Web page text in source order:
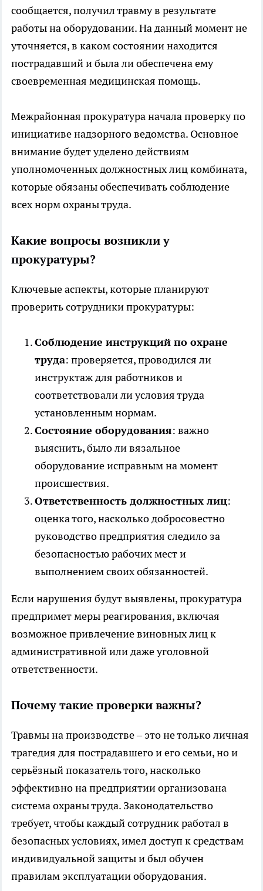
сообщается, получил травму в результате
работы на оборудовании. На данный момент не
уточняется, в каком состоянии находится
пострадавший и была ли обеспечена ему
своевременная медицинская помощь.
Межрайонная прокуратура начала проверку по
инициативе надзорного ведомства. Основное
внимание будет уделено действиям
уполномоченных должностных лиц комбината,
которые обязаны обеспечивать соблюдение
всех норм охраны труда.
Какие вопросы возникли у
прокуратуры?
Ключевые аспекты, которые планируют
проверить сотрудники прокуратуры:
Соблюдение инструкций по охране
труда: проверяется, проводился ли
инструктаж для работников и
соответствовали ли условия труда
установленным нормам.
Состояние оборудования: важно
выяснить, было ли вязальное
оборудование исправным на момент
происшествия.
Ответственность должностных лиц:
оценка того, насколько добросовестно
руководство предприятия следило за
безопасностью рабочих мест и
выполнением своих обязанностей.
Если нарушения будут выявлены, прокуратура
предпримет меры реагирования, включая
возможное привлечение виновных лиц к
административной или даже уголовной
ответственности.
Почему такие проверки важны?
Травмы на производстве – это не только личная
трагедия для пострадавшего и его семьи, но и
серьёзный показатель того, насколько
эффективно на предприятии организована
система охраны труда. Законодательство
требует, чтобы каждый сотрудник работал в
безопасных условиях, имел доступ к средствам
индивидуальной защиты и был обучен
правилам эксплуатации оборудования.